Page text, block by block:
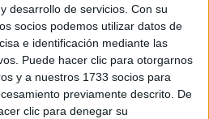
desarrollo de servicios. Con su
socios podemos utilizar datos de
e identificación mediante las
Puede hacer clic para otorgarnos
y a nuestros 1733 socios para
previamente descrito. De
clic para denegar su